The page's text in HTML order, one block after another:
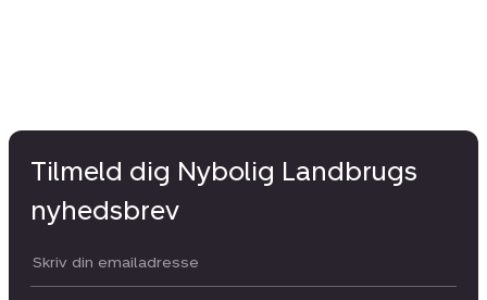
Tilmeld dig Nybolig Landbrugs
nyhedsbrev
Din email: